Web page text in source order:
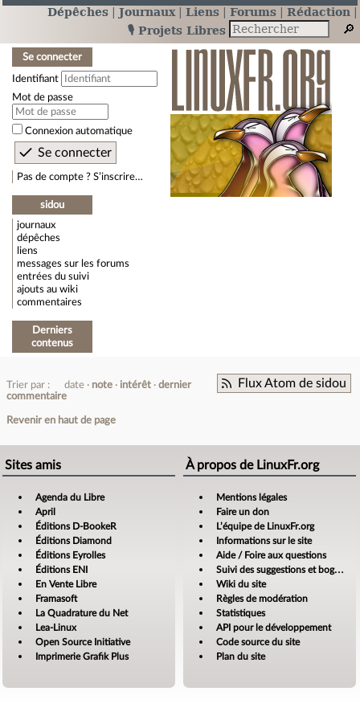
Dépêches Journaux Liens Forums
Rédaction
🎙️ Projets Libres
Se connecter
Identifiant
Mot de passe
Connexion automatique
Pas de compte ? S’inscrire…
sidou
journaux
dépêches
liens
messages sur les forums
entrées du suivi
ajouts au wiki
commentaires
Derniers
contenus
Flux Atom de sidou
Trier par : date note intérêt
dernier
commentaire
Revenir en haut de page
Sites amis
Agenda du Libre
April
Éditions D-BookeR
Éditions Diamond
Éditions Eyrolles
Éditions ENI
En Vente Libre
Framasoft
La Quadrature du Net
Lea-Linux
Open Source Initiative
Imprimerie Grafik Plus
À propos de LinuxFr.org
Mentions légales
Faire un don
L’équipe de LinuxFr.org
Informations sur le site
Aide / Foire aux questions
Suivi des suggestions et bogues
Wiki du site
Règles de modération
Statistiques
API pour le développement
Code source du site
Plan du site